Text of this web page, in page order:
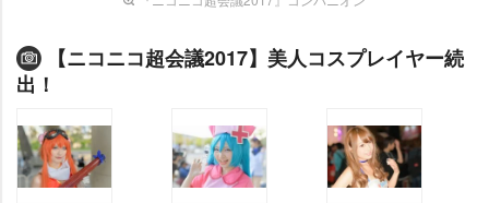
【ニコニコ超会議2017】美人コスプレイヤー続
出！